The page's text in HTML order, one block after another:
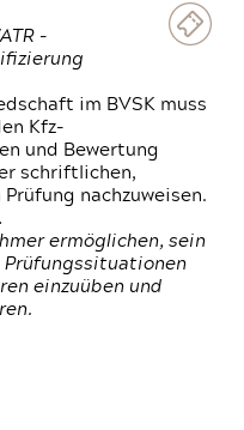
-
im BVSK muss
Kfz-
und Bewertung
schriftlichen,
nachzuweisen.
ermöglichen, sein
Prüfungssituationen
einzuüben und